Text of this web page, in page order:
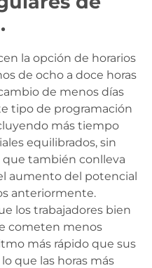
la opción de horarios
de ocho a doce horas
de menos días
tipo de programación
más tiempo
equilibrados, sin
también conlleva
aumento del potencial
anteriormente.
los trabajadores bien
cometen menos
más rápido que sus
que las horas más